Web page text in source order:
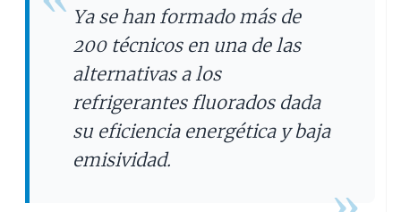
Ya se han formado más de
200 técnicos en una de las
alternativas a los
refrigerantes fluorados dada
su eficiencia energética y baja
emisividad.